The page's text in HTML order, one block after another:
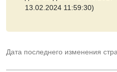
13.02.2024 11:59:30)
Дата последнего изменения